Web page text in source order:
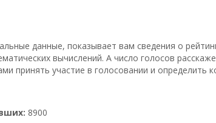
данные, показывает вам сведения о
вычислений. А число голосов
принять участие в голосовании и определить
8900